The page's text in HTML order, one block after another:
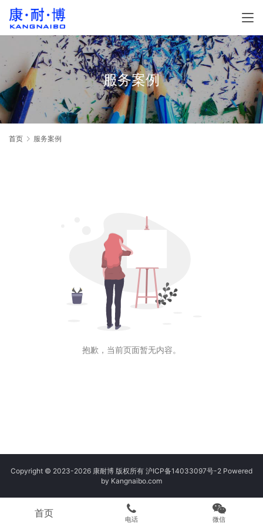
服务案例
首页 服务案例
抱歉，当前页面暂无内容。
Copyright © 2023-2026 康耐博 版权所有 沪ICP备14033097号-2 Powered
by Kangnaibo.com
首页
电话 微信